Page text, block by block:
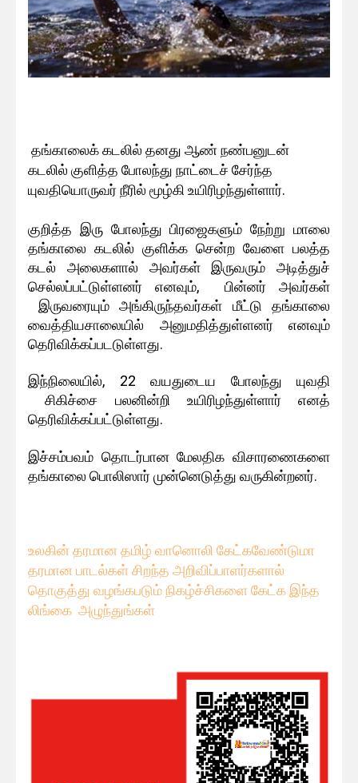
தங்காலைக் கடலில் தனது ஆண் நண்பனுடன்
கடலில் குளித்த போலந்து நாட்டைச் சேர்ந்த
யுவதியொருவர் நீரில் மூழ்கி உயிரிழந்துள்ளார்.
குறித்த இரு போலந்து பிரஜைகளும் நேற்று மாலை
தங்காலை கடலில் குளிக்க சென்ற வேளை பலத்த
கடல் அலைகளால் அவர்கள் இருவரும் அடித்துச்
செல்லப்பட்டுள்ளனர் எனவும், பின்னர் அவர்கள்
இருவரையும் அங்கிருந்தவர்கள் மீட்டு தங்காலை
வைத்தியசாலையில் அனுமதித்துள்ளனர் எனவும்
தெரிவிக்கப்படடுள்ளது.
இந்நிலையில், 22 வயதுடைய போலந்து யுவதி
சிகிச்சை பலனின்றி உயிரிழந்துள்ளார் எனத்
தெரிவிக்கப்பட்டுள்ளது.
இச்சம்பவம் தொடர்பான மேலதிக விசாரணைகளை
தங்காலை பொலிஸார் முன்னெடுத்து வருகின்றனர்.
உலகின் தரமான தமிழ் வானொலி கேட்கவேண்டுமா
தரமான பாடல்கள் சிறந்த அறிவிப்பாளர்களால்
தொகுத்து வழங்கபடும் நிகழ்ச்சிகளை கேட்க இந்த
லிங்கை அழுந்துங்கள்